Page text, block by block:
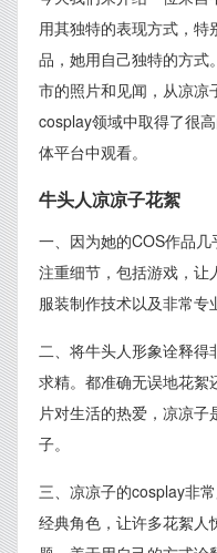
用其独特的表现方式，
品，她用自己独特的方式
市的照片和见闻，从凉凉
cosplay领域中取得了很
体平台中观看。
牛头人凉凉子花絮
一、因为她的COS作品
注重细节，包括游戏，让
服装制作技术以及非常专
二、将牛头人形象诠释得
求精。都准确无误地花絮
片对生活的热爱，凉凉
子。
三、凉凉子的cosplay非
经典角色，让许多花絮人